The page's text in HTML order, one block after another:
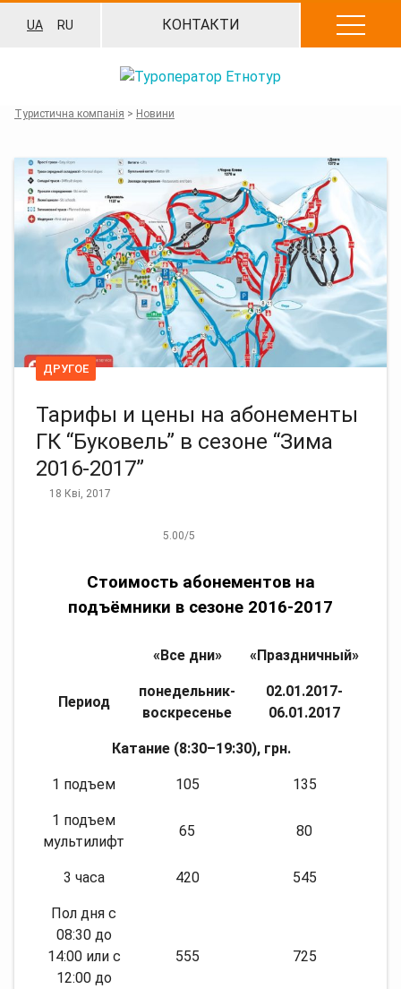
UA RU КОНТАКТИ
Туристична компанія > Новини
ДРУГОЕ
Тарифы и цены на абонементы
ГК “Буковель” в сезоне “Зима
2016-2017”
18 Кві, 2017
5.00/5
Стоимость абонементов на
подъёмники в сезоне 2016-2017
«Все дни» «Праздничный»
Период
понедельник-
воскресенье
02.01.2017-
06.01.2017
Катание (8:30–19:30), грн.
1 подъем 105 135
1 подъем
мультилифт
65 80
3 часа 420 545
Пол дня с
08:30 до
14:00 или с
12:00 до
555 725